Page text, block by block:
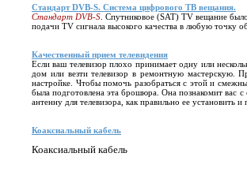
Стандарт DVB-S. Система цифрового ТВ вещания.
Стандарт DVB-S . Спутниковое (SAT) TV вещание
подачи TV сигнала высокого качества в любую точку
Качественный прием телевидения
Если ваш телевизор плохо принимает одну или
дом или везти телевизор в ремонтную мастерскую.
настройке. Чтобы помочь разобраться с этой и
была подготовлена эта брошюра. Она познакомит вас
антенну для телевизора, как правильно ее установить
Коаксиальный кабель
Коаксиальный кабель